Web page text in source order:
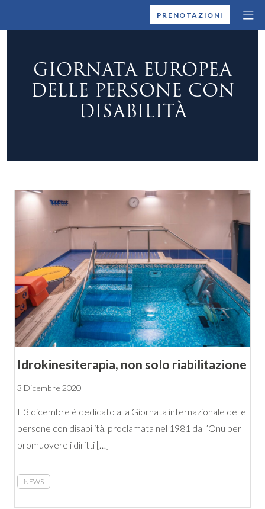
MONTALLEGROPRENOTAZIONI
GIORNATA EUROPEA
DELLE PERSONE CON
DISABILITÀ
Idrokinesiterapia, non solo riabilitazione
3 Dicembre 2020
Il 3 dicembre è dedicato alla Giornata internazionale delle
persone con disabilità, proclamata nel 1981 dall’Onu per
promuovere i diritti […]
NEWS